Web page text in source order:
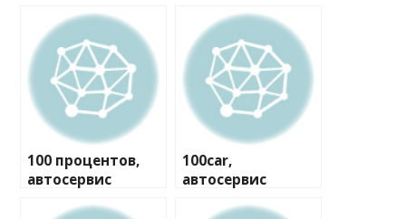
100 процентов,
автосервис
100car,
автосервис